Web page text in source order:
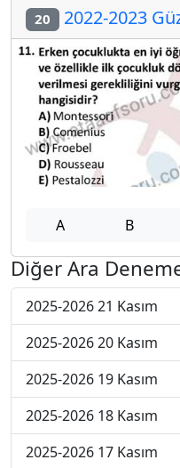
20 2022-2023
A B
Diğer Ara
2025-2026 21 Kasım
2025-2026 20 Kasım
2025-2026 19 Kasım
2025-2026 18 Kasım
2025-2026 17 Kasım